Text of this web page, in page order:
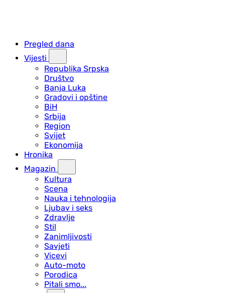
Pregled dana
Vijesti
Republika Srpska
Društvo
Banja Luka
Gradovi i opštine
BiH
Srbija
Region
Svijet
Ekonomija
Hronika
Magazin
Kultura
Scena
Nauka i tehnologija
Ljubav i seks
Zdravlje
Stil
Zanimljivosti
Savjeti
Vicevi
Auto-moto
Porodica
Pitali smo...